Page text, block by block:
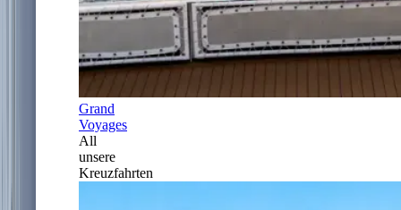
Grand
Voyages
All
unsere
Kreuzfahrten